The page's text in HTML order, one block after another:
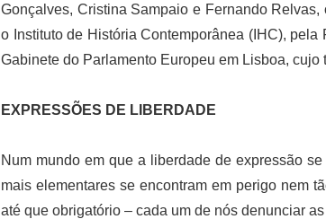
Gonçalves, Cristina Sampaio e Fernando
o Instituto de História Contemporânea (IHC),
Gabinete do Parlamento Europeu em Lisboa, cujo
EXPRESSÕES DE LIBERDADE
Num mundo em que a liberdade de expressão
mais elementares se encontram em perigo nem
até que obrigatório – cada um de nós denunciar